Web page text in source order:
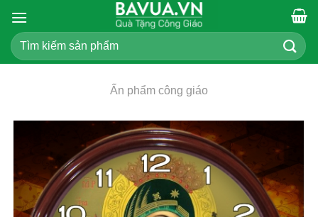
đến
nội
dung
Tìm
kiếm:
Ấn phẩm công giáo